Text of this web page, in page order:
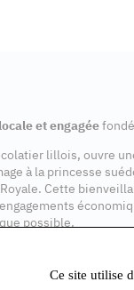
et engagée
lillois, ouvre
à la princesse
Cette
possible.
91600 SavignyCe site utilise